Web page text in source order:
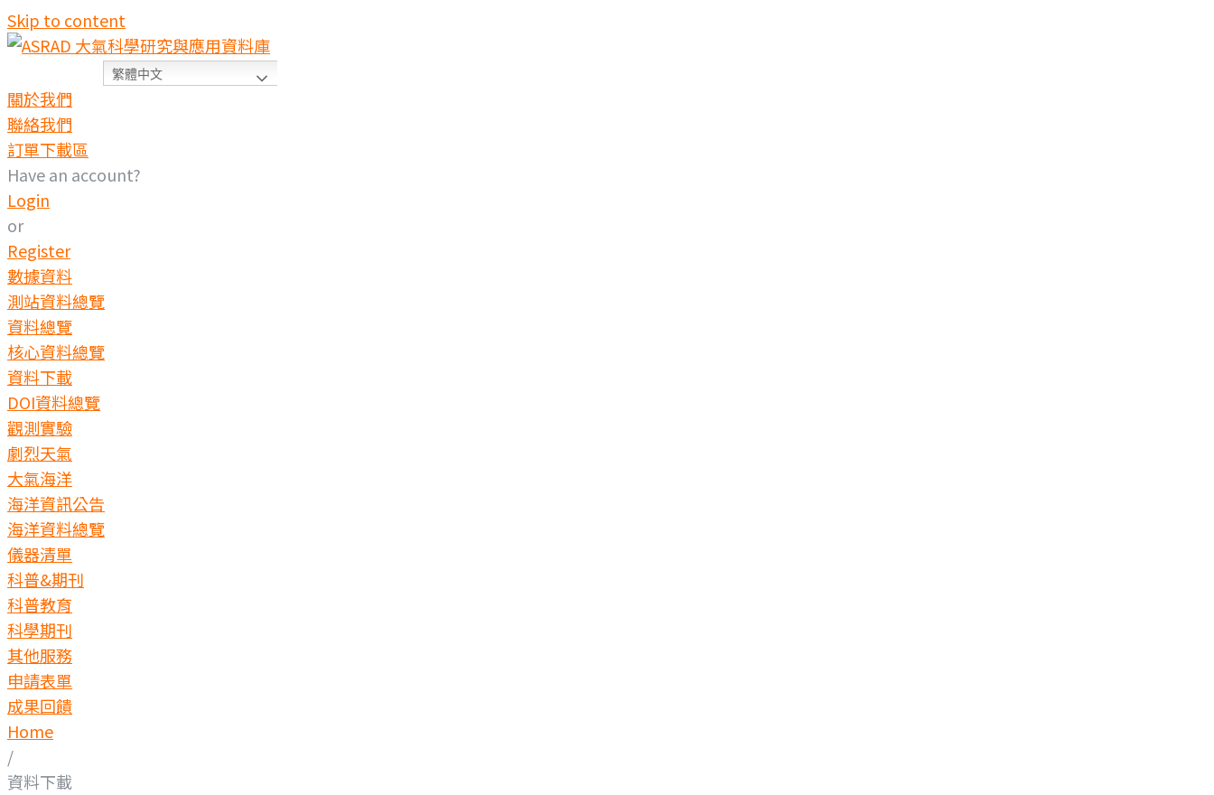
Skip to content
繁體中文
關於我們
聯絡我們
訂單下載區
Have an account?
Login
or
Register
數據資料
測站資料總覽
資料總覽
核心資料總覽
資料下載
DOI資料總覽
觀測實驗
劇烈天氣
大氣海洋
海洋資訊公告
海洋資料總覽
儀器清單
科普&期刊
科普教育
科學期刊
其他服務
申請表單
成果回饋
Home
/
資料下載